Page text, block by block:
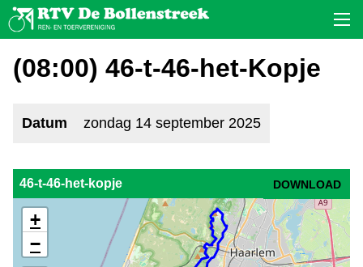
(08:00) 46-t-46-het-Kopje
Datum zondag 14 september 2025
46-t-46-het-kopje
+
−
DOWNLOAD